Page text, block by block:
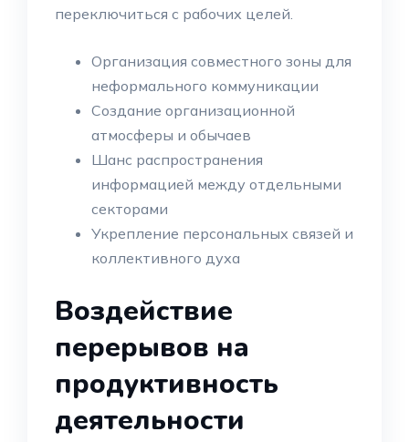
переключиться с рабочих целей.
Организация совместного зоны для
неформального коммуникации
Создание организационной
атмосферы и обычаев
Шанс распространения
информацией между отдельными
секторами
Укрепление персональных связей и
коллективного духа
Воздействие
перерывов на
продуктивность
деятельности